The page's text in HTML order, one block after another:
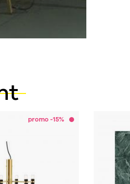
promo -15%